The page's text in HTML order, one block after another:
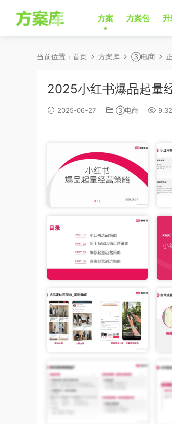
方案 方案包
当前位置： 首页 方案库 ③电商
2025小红书爆品起量
2025-06-27 ③电商